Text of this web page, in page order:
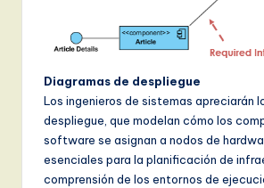
Diagramas de despliegue
Los ingenieros de sistemas apreciarán
despliegue, que modelan cómo los
software se asignan a nodos de
esenciales para la planificación de
comprensión de los entornos de